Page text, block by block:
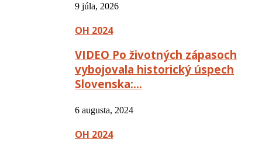
9 júla, 2026
OH 2024
VIDEO Po životných zápasoch
vybojovala historický úspech
Slovenska:…
6 augusta, 2024
OH 2024